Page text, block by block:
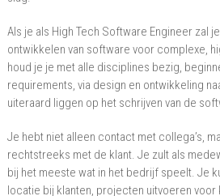
Als je als High Tech Software Engineer zal
ontwikkelen van software voor complexe,
houd je je met alle disciplines bezig,
requirements, via design en ontwikkeling
uiteraard liggen op het schrijven van de
Je hebt niet alleen contact met collega’s,
rechtstreeks met de klant. Je zult als
bij het meeste wat in het bedrijf speelt. Je
locatie bij klanten, projecten uitvoeren